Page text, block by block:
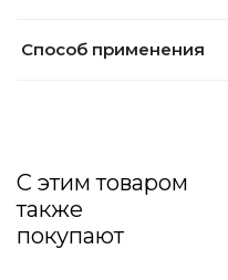
Способ применения
С этим товаром
также
покупают